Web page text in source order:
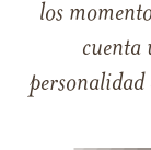
los
cuenta
personalidad